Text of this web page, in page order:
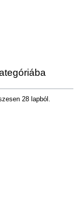
28 lapból.